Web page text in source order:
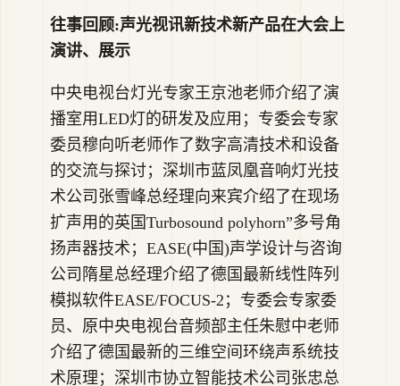
往事回顾:声光视讯新技术新产品在大会上
演讲、展示
中央电视台灯光专家王京池老师介绍了演
播室用LED灯的研发及应用；专委会专家
委员穆向听老师作了数字高清技术和设备
的交流与探讨；深圳市蓝凤凰音响灯光技
术公司张雪峰总经理向来宾介绍了在现场
扩声用的英国Turbosound polyhorn”多号角
扬声器技术；EASE(中国)声学设计与咨询
公司隋星总经理介绍了德国最新线性阵列
模拟软件EASE/FOCUS-2；专委会专家委
员、原中央电视台音频部主任朱慰中老师
介绍了德国最新的三维空间环绕声系统技
术原理；深圳市协立智能技术公司张忠总